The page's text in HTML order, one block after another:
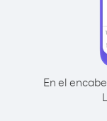
En el